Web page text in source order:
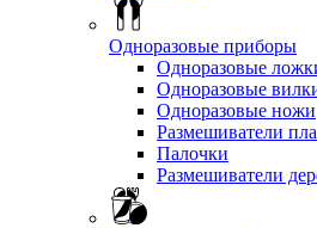
Одноразовые приборы
Одноразовые
Одноразовые
Одноразовые ножи
Размешиватели
Палочки
Размешиватели